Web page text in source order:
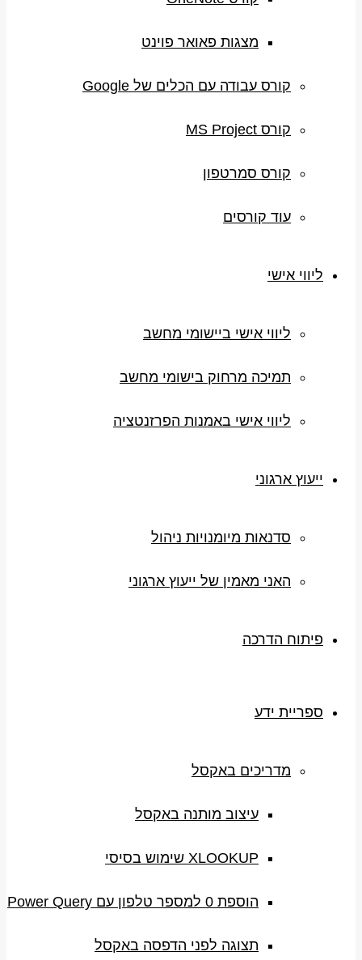
מצגות פאואר פוינט
קורס עבודה עם הכלים של Google
קורס MS Project
קורס סמרטפון
עוד קורסים
ליווי אישי
ליווי אישי ביישומי מחשב
תמיכה מרחוק בישומי מחשב
ליווי אישי באמנות הפרזנטציה
ייעוץ ארגוני
סדנאות מיומנויות ניהול
האני מאמין של ייעוץ ארגוני
פיתוח הדרכה
ספריית ידע
מדריכים באקסל
עיצוב מותנה באקסל
XLOOKUP שימוש בסיסי
הוספת 0 למספר טלפון עם Power Query
תצוגה לפני הדפסה באקסל